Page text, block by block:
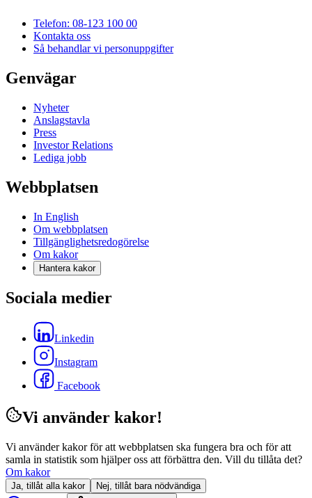
Telefon: 08-123 100 00
Kontakta oss
Så behandlar vi personuppgifter
Genvägar
Nyheter
Anslagstavla
Press
Investor Relations
Lediga jobb
Webbplatsen
In English
Om webbplatsen
Tillgänglighetsredogörelse
Om kakor
Hantera kakor
Sociala medier
Linkedin
Instagram
Facebook
Vi använder kakor!
Vi använder kakor för att webbplatsen ska fungera bra och för att
samla in statistik som hjälper oss att förbättra den. Vill du tillåta det?
Om kakor
Ja, tillåt alla kakor Nej, tillåt bara nödvändiga